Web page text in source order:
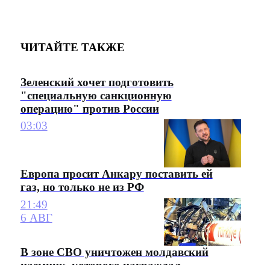
ЧИТАЙТЕ ТАКЖЕ
Зеленский хочет подготовить
"специальную санкционную
операцию" против России
03:03
Европа просит Анкару поставить ей
газ, но только не из РФ
21:49
6 АВГ
В зоне СВО уничтожен молдавский